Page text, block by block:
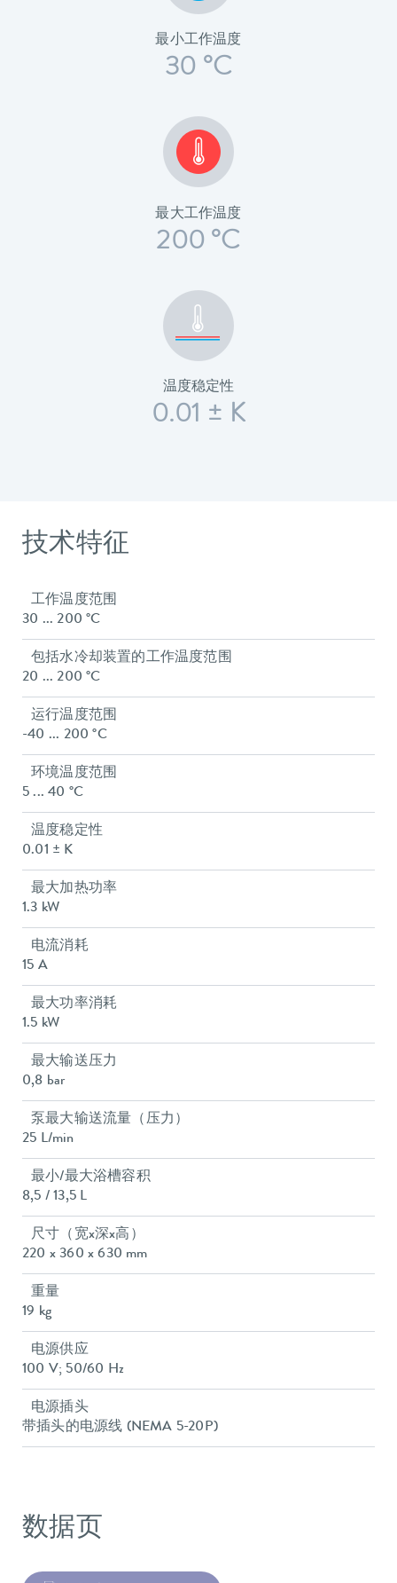
最小工作温度
30 °C
最大工作温度
200 °C
温度稳定性
0.01 ± K
技术特征
工作温度范围
30 ... 200 °C
包括水冷却装置的工作温度范围
20 ... 200 °C
运行温度范围
-40 ... 200 °C
环境温度范围
5 ... 40 °C
温度稳定性
0.01 ± K
最大加热功率
1.3 kW
电流消耗
15 A
最大功率消耗
1.5 kW
最大输送压力
0,8 bar
泵最大输送流量（压力）
25 L/min
最小/最大浴槽容积
8,5 / 13,5 L
尺寸（宽x深x高）
220 x 360 x 630 mm
重量
19 kg
电源供应
100 V; 50/60 Hz
电源插头
带插头的电源线 (NEMA 5-20P)
数据页